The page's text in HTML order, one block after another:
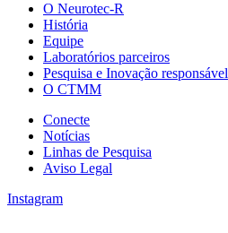
O Neurotec-R
História
Equipe
Laboratórios parceiros
Pesquisa e Inovação responsável
O CTMM
Conecte
Notícias
Linhas de Pesquisa
Aviso Legal
Instagram